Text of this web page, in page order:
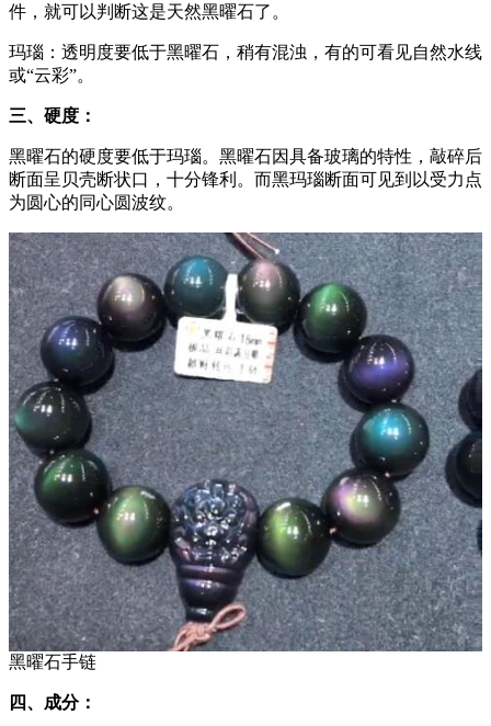
件，就可以判断这是天然黑曜石了。
玛瑙：透明度要低于黑曜石，稍有混浊，有的可看见自然水线
或“云彩”。
三、硬度：
黑曜石的硬度要低于玛瑙。黑曜石因具备玻璃的特性，敲碎后
断面呈贝壳断状口，十分锋利。而黑玛瑙断面可见到以受力点
为圆心的同心圆波纹。
黑曜石手链
四、成分：